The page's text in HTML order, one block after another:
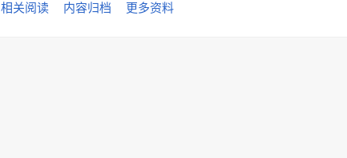
相关阅读 内容归档 更多资料